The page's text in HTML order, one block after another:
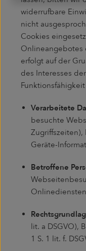
widerrufbare
nicht
Cookies
Onlineangebotes
erfolgt auf der
des Interesses
Verarbeitete
besuchte
Zugriffszeiten),
Geräte-
Betroffene
lit. a DSGVO),
1 S. 1 lit. f.